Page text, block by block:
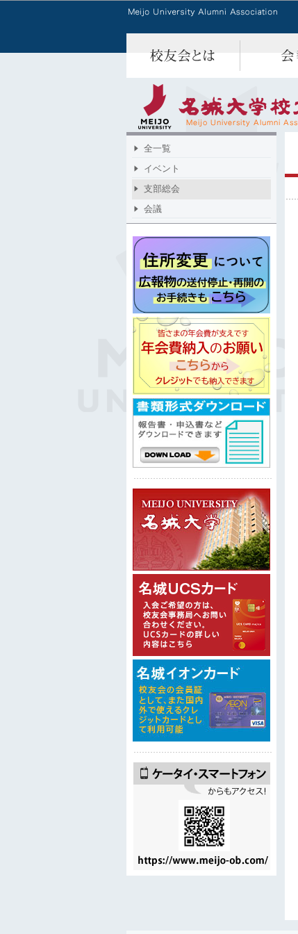
全一覧
イベント
支部総会
会議